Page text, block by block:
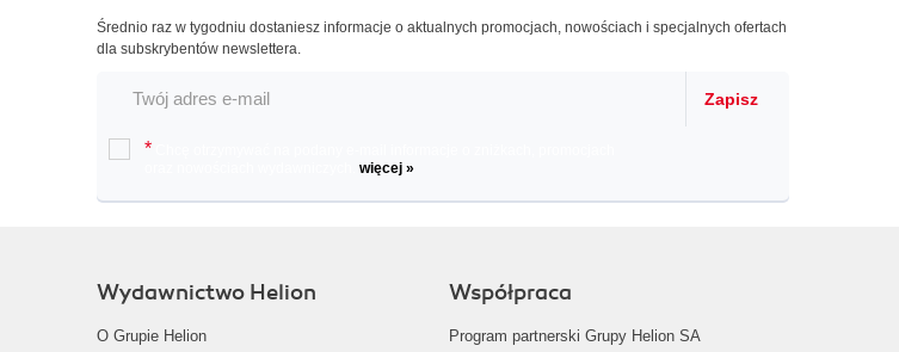
Średnio raz w tygodniu dostaniesz informacje o aktualnych promocjach, nowościach i specjalnych ofertach
dla subskrybentów newslettera.
Zapisz
*
więcej »
Wydawnictwo Helion
O Grupie Helion
Współpraca
Program partnerski Grupy Helion SA